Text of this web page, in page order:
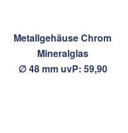
Metallgehäuse Chrom
Mineralglas
∅ 48 mm uvP: 59,90